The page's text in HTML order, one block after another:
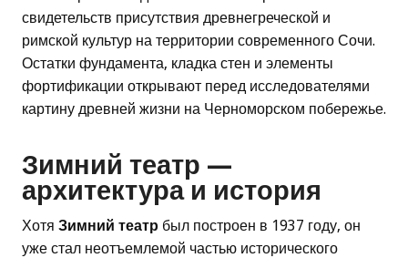
свидетельств присутствия древнегреческой и
римской культур на территории современного Сочи.
Остатки фундамента, кладка стен и элементы
фортификации открывают перед исследователями
картину древней жизни на Черноморском побережье.
Зимний театр —
архитектура и история
Хотя Зимний театр был построен в 1937 году, он
уже стал неотъемлемой частью исторического